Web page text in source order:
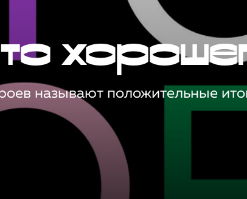
называют положительные